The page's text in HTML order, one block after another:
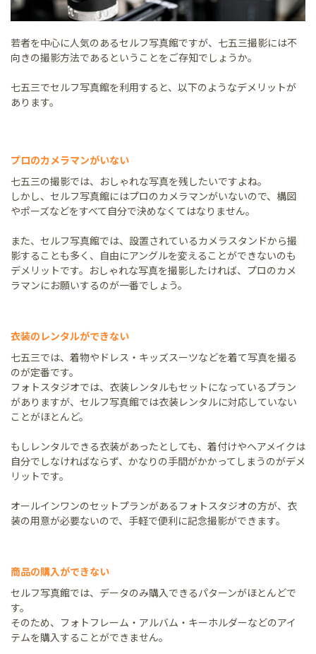
若者を中心に人気のあるセルフ写真館ですが、七五三撮影には不
向きの撮影方法であるということをご存知でしょうか。
七五三でセルフ写真館を利用すると、以下のようなデメリットが
あります。
プロのカメラマンがいない
七五三の撮影では、おしゃれな写真を残したいですよね。
しかし、セルフ写真館にはプロのカメラマンがいないので、構図
やポーズなどをすべて自分で決めなくてはなりません。
また、セルフ写真館では、設置されているカメラスタンドから撮
影することも多く、自由にアングルを変えることができないのも
デメリットです。おしゃれな写真を撮影したければ、プロのカメ
ラマンにお願いするのが一番でしょう。
衣装のレンタルができない
七五三では、着物やドレス・キッズスーツなどを着て写真を撮る
のが定番です。
フォトスタジオでは、衣装レンタルもセットになっているプラン
がありますが、セルフ写真館では衣装レンタルに対応していない
ことがほとんど。
もしレンタルできる衣装があったとしても、着付けやヘアメイクは
自分でしなければならず、かなりの手間がかかってしまうのがデメ
リットです。
オールインワンのセットプランがあるフォトスタジオの方が、衣
装の用意が必要ないので、手軽で便利に記念撮影ができます。
商品の購入ができない
セルフ写真館では、データのみ購入できるパターンがほとんどで
す。
そのため、フォトフレーム・アルバム・キーホルダーなどのアイ
テムを購入することができません。